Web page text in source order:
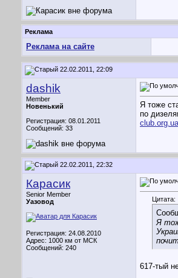
Реклама
Реклама на сайте
22.02.2011, 22:09
dashik
Member
Новенький
Регистрация: 08.01.2011
Сообщений: 33
Я тоже
по
22.02.2011, 22:32
Карасик
Senior Member
Уазовод
Регистрация: 24.08.2010
Адрес: 1000 км от МСК
Сообщений: 240
Цитата:
Я
617-тый